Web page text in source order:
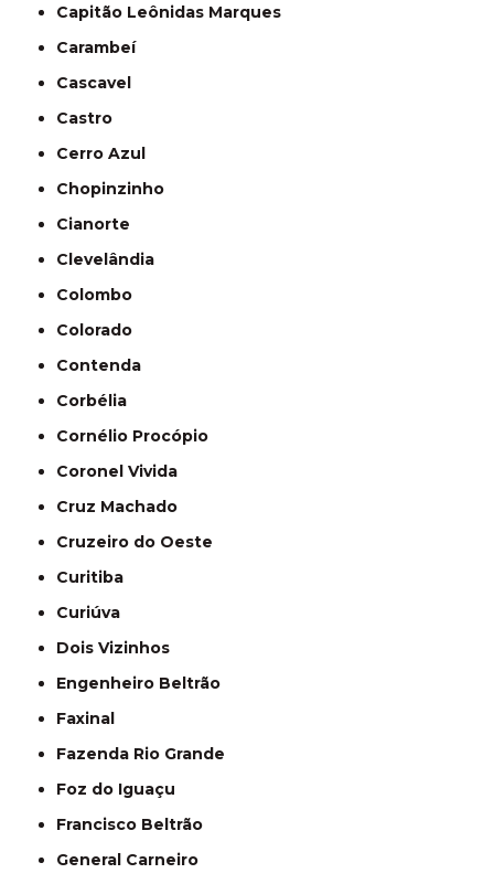
Capitão Leônidas Marques
Carambeí
Cascavel
Castro
Cerro Azul
Chopinzinho
Cianorte
Clevelândia
Colombo
Colorado
Contenda
Corbélia
Cornélio Procópio
Coronel Vivida
Cruz Machado
Cruzeiro do Oeste
Curitiba
Curiúva
Dois Vizinhos
Engenheiro Beltrão
Faxinal
Fazenda Rio Grande
Foz do Iguaçu
Francisco Beltrão
General Carneiro